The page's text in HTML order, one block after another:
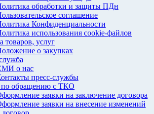
обработки и защиты ПДн
соглашение
Конфиденциальности
использования cookie-файлов
товаров, услуг
о закупках
о нас
пресс-службы
по обращению с ТКО
заявки на заключение договора
заявки на внесение изменений